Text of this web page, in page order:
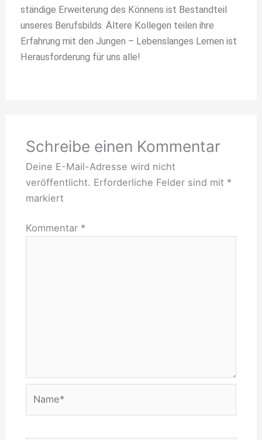
ständige Erweiterung des Könnens ist Bestandteil
unseres Berufsbilds. Ältere Kollegen teilen ihre
Erfahrung mit den Jungen – Lebenslanges Lernen ist
Herausforderung für uns alle!
Schreibe einen Kommentar
Deine E-Mail-Adresse wird nicht
veröffentlicht. Erforderliche Felder sind mit *
markiert
Kommentar *